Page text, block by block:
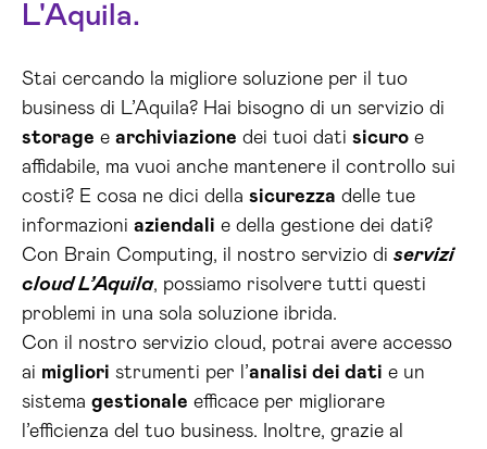
L'Aquila.
Stai cercando la migliore soluzione per il tuo
business di L’Aquila? Hai bisogno di un servizio di
storage e archiviazione dei tuoi dati sicuro e
affidabile, ma vuoi anche mantenere il controllo sui
costi? E cosa ne dici della sicurezza delle tue
informazioni aziendali e della gestione dei dati?
Con Brain Computing, il nostro servizio di servizi
cloud L’Aquila, possiamo risolvere tutti questi
problemi in una sola soluzione ibrida.
Con il nostro servizio cloud, potrai avere accesso
ai migliori strumenti per l’analisi dei dati e un
sistema gestionale efficace per migliorare
l’efficienza del tuo business. Inoltre, grazie al